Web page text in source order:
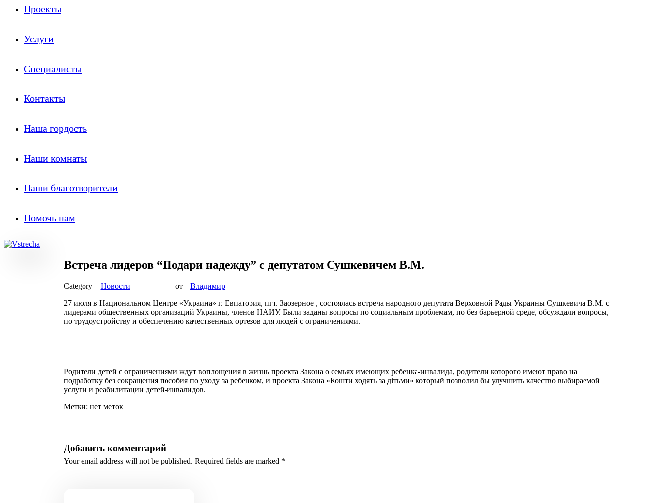
Проекты
Услуги
Специалисты
Контакты
Наша гордость
Наши комнаты
Наши благотворители
Помочь нам
Встреча лидеров “Подари надежду” с депутатом Сушкевичем В.М.
от Владимир
Новости
27 июля в Национальном Центре «Украина» г. Евпатория, пгт. Заозерное , состоялась встреча народного депутата Верховной Рады Украины Сушкевича В.М. с
лидерами общественных организаций Украины, членов НАИУ. Были заданы вопросы по социальным проблемам, по без барьерной среде, обсуждали вопросы,
по трудоустройству и обеспечению качественных ортезов для людей с ограничениями.
Родители детей с ограничениями ждут воплощения в жизнь проекта Закона о семьях имеющих ребенка-инвалида, родители которого имеют право на
подработку без сокращения пособия по уходу за ребенком, и проекта Закона «Кошти ходять за дітьми» который позволил бы улучшить качество выбираемой
услуги и реабилитации детей-инвалидов.
Метки: нет меток
Добавить комментарий
Your email address will not be published. Required fields are marked *